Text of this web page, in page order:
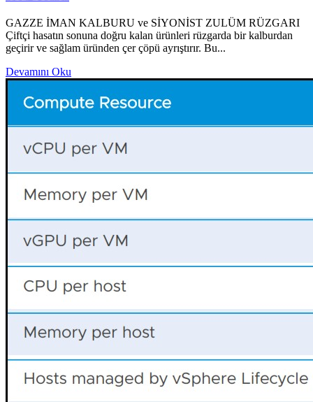
GAZZE İMAN KALBURU ve SİYONİST ZULÜM RÜZGARI
Çiftçi hasatın sonuna doğru kalan ürünleri rüzgarda bir kalburdan
geçirir ve sağlam üründen çer çöpü ayrıştırır. Bu...
Devamını Oku